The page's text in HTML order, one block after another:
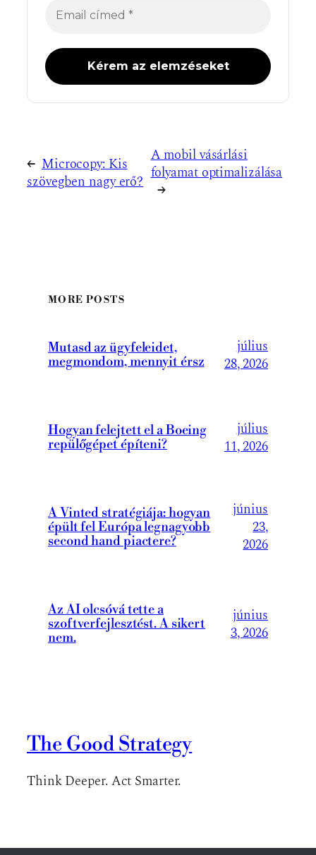
← Microcopy: Kis
szövegben nagy erő?
A mobil vásárlási
folyamat optimalizálása
→
MORE POSTS
Mutasd az ügyfeleidet,
megmondom, mennyit érsz
július
28, 2026
Hogyan felejtett el a Boeing
repülőgépet építeni?
július
11, 2026
A Vinted stratégiája: hogyan
épült fel Európa legnagyobb
second hand piactere?
június
23,
2026
Az AI olcsóvá tette a
szoftverfejlesztést. A sikert
nem.
június
3, 2026
The Good Strategy
Think Deeper. Act Smarter.